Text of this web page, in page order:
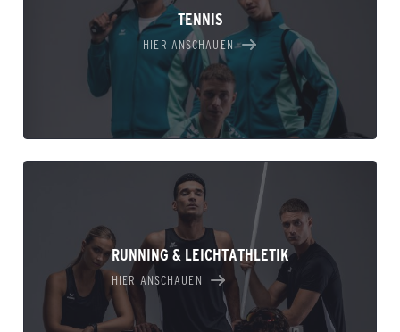
TENNIS
HIER ANSCHAUEN
RUNNING & LEICHTATHLETIK
HIER ANSCHAUEN